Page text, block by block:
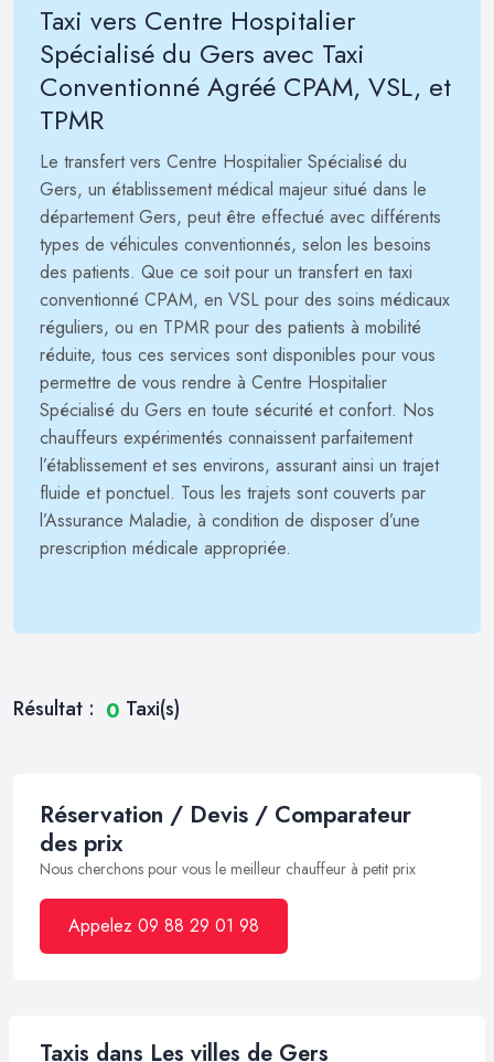
Taxi vers Centre Hospitalier
Spécialisé du Gers avec Taxi
Conventionné Agréé CPAM, VSL, et
TPMR
Le transfert vers Centre Hospitalier Spécialisé du
Gers, un établissement médical majeur situé dans le
département Gers, peut être effectué avec différents
types de véhicules conventionnés, selon les besoins
des patients. Que ce soit pour un transfert en taxi
conventionné CPAM, en VSL pour des soins médicaux
réguliers, ou en TPMR pour des patients à mobilité
réduite, tous ces services sont disponibles pour vous
permettre de vous rendre à Centre Hospitalier
Spécialisé du Gers en toute sécurité et confort. Nos
chauffeurs expérimentés connaissent parfaitement
l’établissement et ses environs, assurant ainsi un trajet
fluide et ponctuel. Tous les trajets sont couverts par
l’Assurance Maladie, à condition de disposer d’une
prescription médicale appropriée.
Résultat : 0 Taxi(s)
Réservation / Devis / Comparateur
des prix
Nous cherchons pour vous le meilleur chauffeur à petit prix
Appelez 09 88 29 01 98
Taxis dans Les villes de Gers